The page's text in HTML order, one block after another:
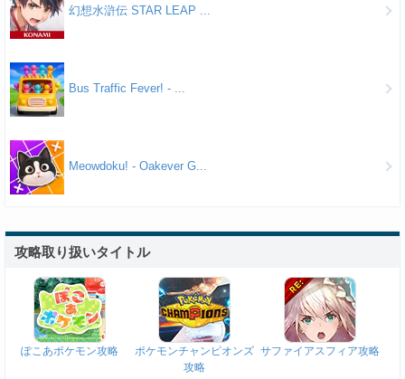
幻想水滸伝 STAR LEAP ...
Bus Traffic Fever! - ...
Meowdoku! - Oakever G...
攻略取り扱いタイトル
ぽこあポケモン攻略
ポケモンチャンピオンズ
攻略
サファイアスフィア攻略